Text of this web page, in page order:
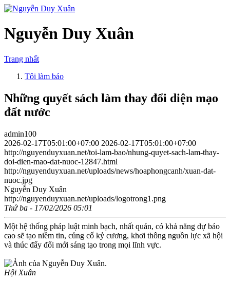
Nguyễn Duy Xuân
Trang nhất
Tôi làm báo
Những quyết sách làm thay đổi diện mạo
đất nước
admin100
2026-02-17T05:01:00+07:00 2026-02-17T05:01:00+07:00
http://nguyenduyxuan.net/toi-lam-bao/nhung-quyet-sach-lam-thay-
doi-dien-mao-dat-nuoc-12847.html
http://nguyenduyxuan.net/uploads/news/hoaphongcanh/xuan-dat-
nuoc.jpg
Nguyễn Duy Xuân
http://nguyenduyxuan.net/uploads/logotrong1.png
Thứ ba - 17/02/2026 05:01
Một hệ thống pháp luật minh bạch, nhất quán, có khả năng dự báo
cao sẽ tạo niềm tin, củng cố kỷ cương, khơi thông nguồn lực xã hội
và thúc đẩy đổi mới sáng tạo trong mọi lĩnh vực.
Hội Xuân